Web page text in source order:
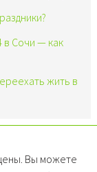
в Сочи — как
жить в
Вы можете